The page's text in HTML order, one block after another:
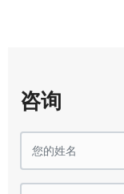
咨询